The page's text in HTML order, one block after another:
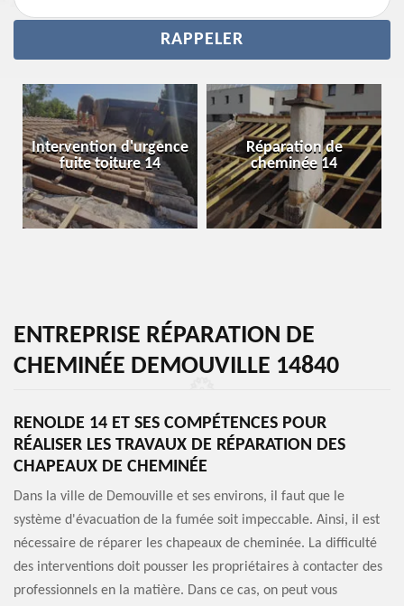
Intervention d'urgence
fuite toiture 14
Réparation de
cheminée 14
ENTREPRISE RÉPARATION DE
CHEMINÉE DEMOUVILLE 14840
RENOLDE 14 ET SES COMPÉTENCES POUR
RÉALISER LES TRAVAUX DE RÉPARATION DES
CHAPEAUX DE CHEMINÉE
Dans la ville de Demouville et ses environs, il faut que le
système d'évacuation de la fumée soit impeccable. Ainsi, il est
nécessaire de réparer les chapeaux de cheminée. La difficulté
des interventions doit pousser les propriétaires à contacter des
professionnels en la matière. Dans ce cas, on peut vous